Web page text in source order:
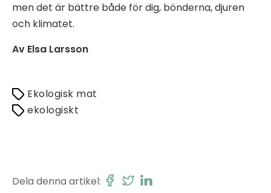
men det är bättre både för dig, bönderna, djuren
och klimatet.
Av Elsa Larsson
Ekologisk mat
ekologiskt
Dela denna artikel: